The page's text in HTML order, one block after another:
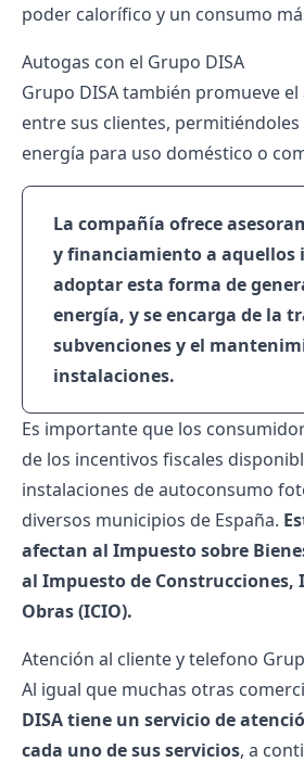
poder calorífico y un consumo
Autogas con el Grupo DISA
Grupo DISA también promueve
entre sus clientes,
energía para uso doméstico o
La compañía ofrece
y financiamiento a aquellos
adoptar esta forma de
energía, y se encarga de la
subvenciones y el
instalaciones.
Es importante que los
de los incentivos fiscales
instalaciones de autoconsumo
diversos municipios de España.
afectan al Impuesto sobre
al Impuesto de Construcciones,
Obras (ICIO).
Atención al cliente y telefono
Al igual que muchas otras
DISA tiene un servicio de
cada uno de sus servicios, a